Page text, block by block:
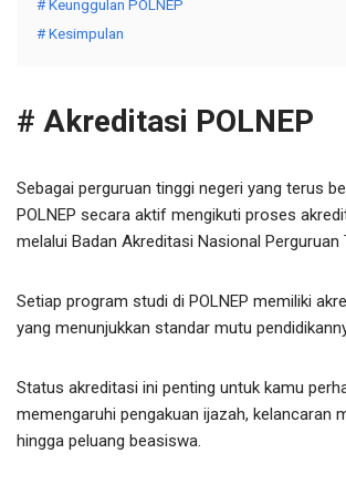
# Keunggulan POLNEP
# Kesimpulan
# Akreditasi POLNEP
Sebagai perguruan tinggi negeri yang terus
POLNEP secara aktif mengikuti proses
melalui Badan Akreditasi Nasional Perguruan
Setiap program studi di POLNEP memiliki
yang menunjukkan standar mutu
Status akreditasi ini penting untuk kamu
memengaruhi pengakuan ijazah, kelancaran
hingga peluang beasiswa.